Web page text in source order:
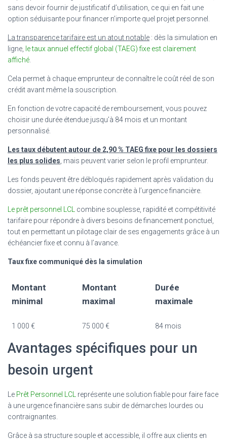
sans devoir fournir de justificatif d’utilisation, ce qui en fait une
option séduisante pour financer n’importe quel projet personnel.
La transparence tarifaire est un atout notable : dès la simulation en
ligne,
le taux annuel effectif global (TAEG) fixe est clairement
affiché
Cela permet à chaque emprunteur de connaître le coût réel de son
crédit avant même la souscription.
En fonction de votre capacité de remboursement, vous pouvez
choisir une durée étendue jusqu’à 84 mois et un montant
personnalisé.
Les taux débutent autour de 2,90 % TAEG fixe pour les dossiers
les plus solides , mais peuvent varier selon le profil emprunteur.
Les fonds peuvent être débloqués rapidement après validation du
dossier, ajoutant une réponse concrète à l’urgence financière.
Le prêt personnel LCL
combine souplesse, rapidité et compétitivité
tarifaire pour répondre à divers besoins de financement ponctuel,
tout en permettant un pilotage clair de ses engagements grâce à un
échéancier fixe et connu à l’avance.
Taux fixe communiqué dès la simulation
Montant
minimal
Montant
maximal
Durée
maximale
1 000 € 75 000 € 84 mois
Avantages spécifiques pour un
besoin urgent
Le Prêt Personnel LCL
représente une solution fiable pour faire face
à une urgence financière sans subir de démarches lourdes ou
contraignantes.
Grâce à sa structure souple et accessible, il offre aux clients en